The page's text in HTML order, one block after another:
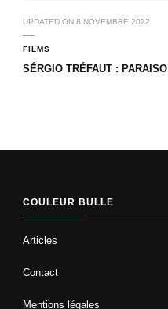
UPDATED ON 8 NOVEMBRE 2022
FILMS
SÉRGIO TRÉFAUT : PARAISO
COULEUR BULLE
Articles
Contact
Mentions légales